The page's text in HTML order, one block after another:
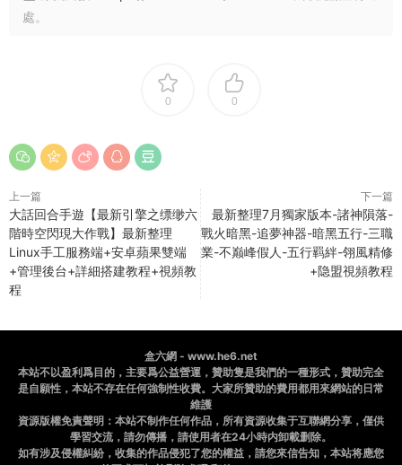
處。
0 0
上一篇
大話回合手遊【最新引擎之缥缈六
階時空閃現大作戰】最新整理
Linux手工服務端+安卓蘋果雙端
+管理後台+詳細搭建教程+視頻教
程
下一篇
最新整理7月獨家版本-諸神隕落-
戰火暗黑-追夢神器-暗黑五行-三職
業-不巅峰假人-五行羁絆-翎風精修
+隐盟視頻教程
盒六網 - www.he6.net
本站不以盈利爲目的，主要爲公益營運，贊助隻是我們的一種形式，贊助完全
是自願性，本站不存在任何強制性收費。大家所贊助的費用都用來網站的日常
維護
資源版權免責聲明：本站不制作任何作品，所有資源收集于互聯網分享，僅供
學習交流，請勿傳播，請使用者在24小時内卸載删除。
如有涉及侵權糾紛，收集的作品侵犯了您的權益，請您來信告知，本站将應您